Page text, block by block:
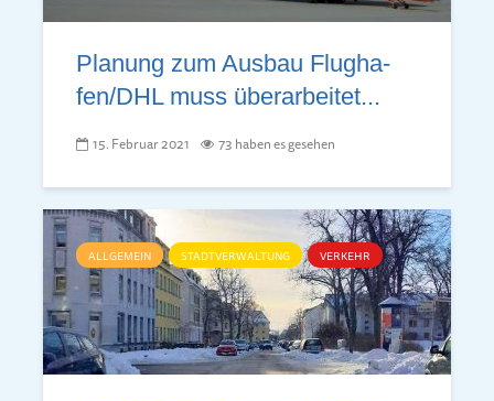
Planung zum Aus­bau Flug­ha­
fen/­DHL muss über­ar­bei­tet...
15. Februar 2021 73 haben es gesehen
ALLGEMEIN STADTVERWALTUNG VERKEHR